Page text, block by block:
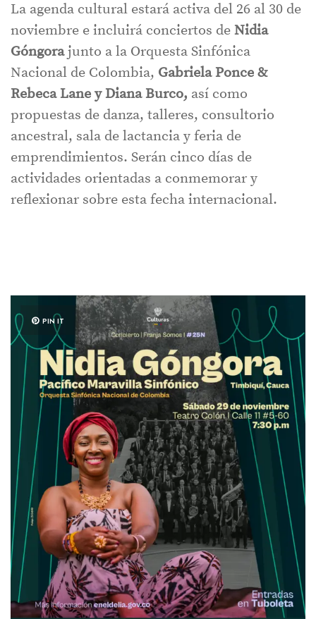
La agenda cultural estará activa del 26 al 30 de
noviembre e incluirá conciertos de Nidia
Góngorajunto a la Orquesta Sinfónica
Nacional de Colombia, Gabriela Ponce &
Rebeca Lane y Diana Burco, así como
propuestas de danza, talleres, consultorio
ancestral, sala de lactancia y feria de
emprendimientos. Serán cinco días de
actividades orientadas a conmemorar y
reflexionar sobre esta fecha internacional.
PIN IT